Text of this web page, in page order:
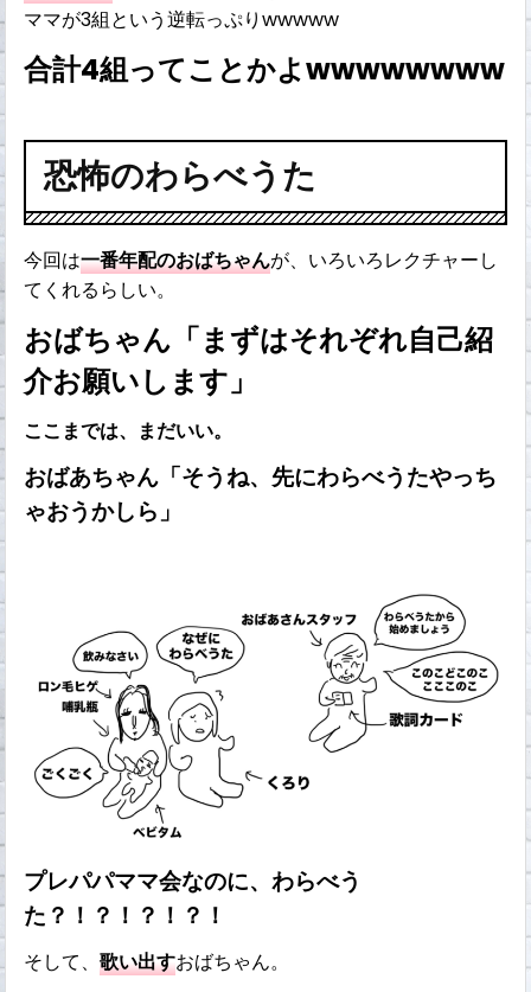
ママが3組という逆転っぷりwwwww
合計4組ってことかよwwwwwwww
恐怖のわらべうた
今回は一番年配のおばちゃんが、いろいろレクチャーし
てくれるらしい。
おばちゃん「まずはそれぞれ自己紹
介お願いします」
ここまでは、まだいい。
おばあちゃん「そうね、先にわらべうたやっち
ゃおうかしら」
プレパパママ会なのに、わらべう
た？！？！？！？！
そして、歌い出すおばちゃん。